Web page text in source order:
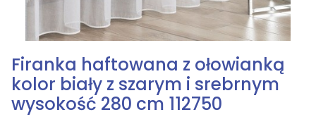
Firanka haftowana z ołowianką
kolor biały z szarym i srebrnym
wysokość 280 cm 112750